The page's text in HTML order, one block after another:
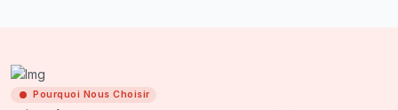
Pourquoi Nous Choisir